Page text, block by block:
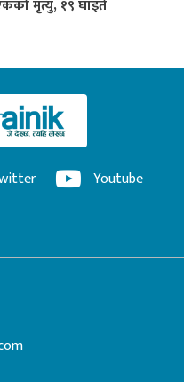
मृत्यु, १९ घाइते
Youtube